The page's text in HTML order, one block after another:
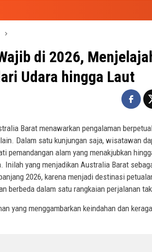
di 2026,
Udara hingga Laut
Barat menawarkan pengalaman
Dalam satu kunjungan saja, wisatawan
pemandangan alam yang menakjubkan
Inilah yang menjadikan Australia Barat
2026, karena menjadi destinasi
berbeda dalam satu rangkaian perjalanan
yang menggambarkan keindahan dan